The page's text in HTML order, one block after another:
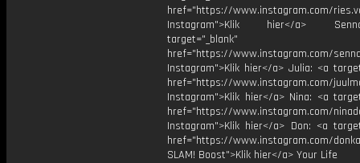
href="https://www.instagram.com/
Instagram">Klik hier</a>
target="_blank"
href="https://www.instagram.com/
Instagram">Klik hier</a> Julia: <a
href="https://www.instagram.com/
Instagram">Klik hier</a> Nina: <a
href="https://www.instagram.com/
Instagram">Klik hier</a> Don: <a
href="https://www.instagram.com/
SLAM! Boost">Klik hier</a> Your Life